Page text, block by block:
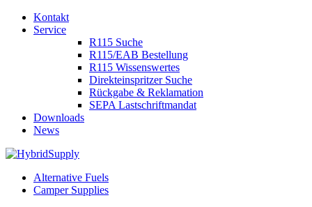
Kontakt
Service
R115 Suche
R115/EAB Bestellung
R115 Wissenswertes
Direkteinspritzer Suche
Rückgabe & Reklamation
SEPA Lastschriftmandat
Downloads
News
Alternative Fuels
Camper Supplies